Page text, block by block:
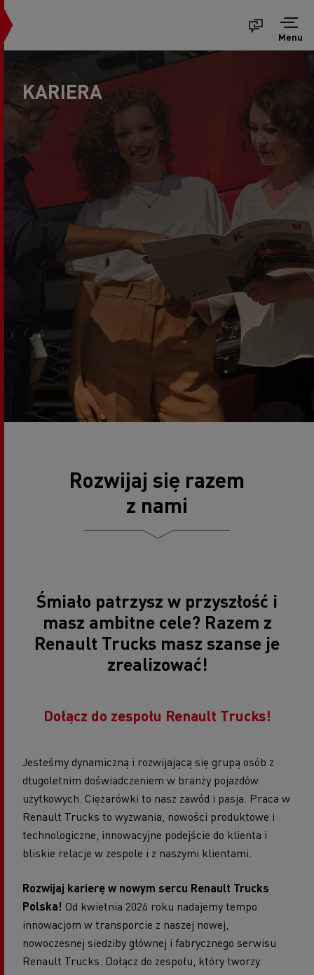
Menu
KARIERA
Rozwijaj się razem
z nami
Śmiało patrzysz w przyszłość i
masz ambitne cele? Razem z
Renault Trucks masz szanse je
zrealizować!
Dołącz do zespołu Renault Trucks!
Jesteśmy dynamiczną i rozwijającą się grupą osób z
długoletnim doświadczeniem w branży pojazdów
użytkowych. Ciężarówki to nasz zawód i pasja. Praca w
Renault Trucks to wyzwania, nowości produktowe i
technologiczne, innowacyjne podejście do klienta i
bliskie relacje w zespole i z naszymi klientami.
Rozwijaj karierę w nowym sercu Renault Trucks
Polska! Od kwietnia 2026 roku nadajemy tempo
innowacjom w transporcie z naszej nowej,
nowoczesnej siedziby głównej i fabrycznego serwisu
Renault Trucks. Dołącz do zespołu, który tworzy